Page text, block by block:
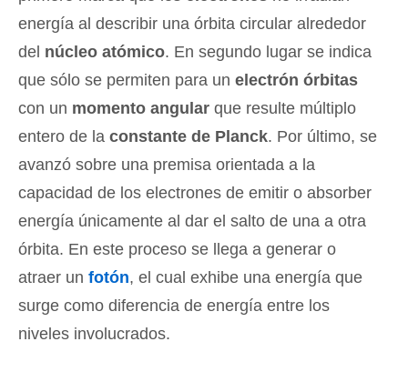
energía al describir una órbita circular alrededor
del núcleo atómico. En segundo lugar se indica
que sólo se permiten para un electrón órbitas
con un momento angular que resulte múltiplo
entero de la constante de Planck. Por último, se
avanzó sobre una premisa orientada a la
capacidad de los electrones de emitir o absorber
energía únicamente al dar el salto de una a otra
órbita. En este proceso se llega a generar o
atraer un fotón, el cual exhibe una energía que
surge como diferencia de energía entre los
niveles involucrados.